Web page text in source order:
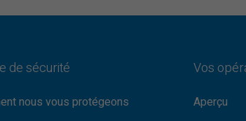
de sécurité
nous vous protégeons
Vos
Aperçu